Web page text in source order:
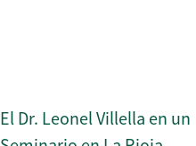
El Dr. Leonel Villella en un